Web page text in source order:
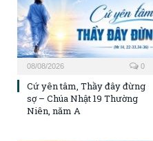
08/08/2026 0
Cứ yên tâm, Thầy đây đừng
sợ – Chúa Nhật 19 Thường
Niên, năm A